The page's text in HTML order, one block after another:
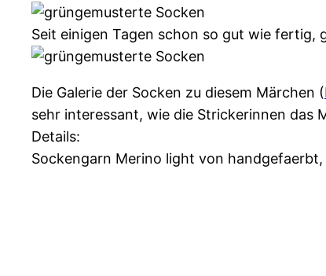
Seit einigen Tagen schon so gut wie
Die Galerie der Socken zu diesem Märchen (
sehr interessant, wie die Strickerinnen das
Details:
Sockengarn Merino light von